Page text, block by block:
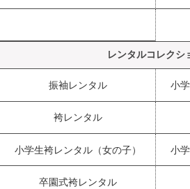
レンタルコレクシ
振袖レンタル 小
袴レンタル
小学生袴レンタル（女の子） 小
卒園式袴レンタル